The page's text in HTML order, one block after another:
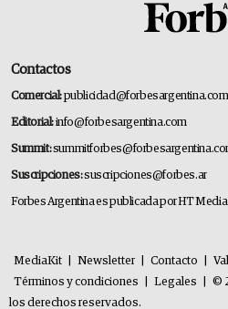
Contactos
Comercial:publicidad@forbesargentina.com
Editorial:info@forbesargentina.com
Summit:
Suscripciones:suscripciones@forbes.ar
Forbes Argentina es publicada por HT Media
MediaKit Newsletter Contacto
Términos y condiciones
Legales
©
los derechos reservados.